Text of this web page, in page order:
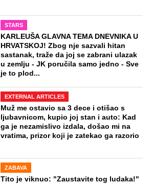
STARS
KARLEUŠA GLAVNA TEMA DNEVNIKA U
HRVATSKOJ! Zbog nje sazvali hitan
sastanak, traže da joj se zabrani ulazak
u zemlju - JK poručila samo jedno - Sve
je to plod...
EXTERNAL ARTICLES
Muž me ostavio sa 3 dece i otišao s
ljubavnicom, kupio joj stan i auto: Kad
ga je nezamislivo izdala, došao mi na
vratima, prizor koji je zatekao ga razorio
ZABAVA
Tito je viknuo: "Zaustavite tog ludaka!"